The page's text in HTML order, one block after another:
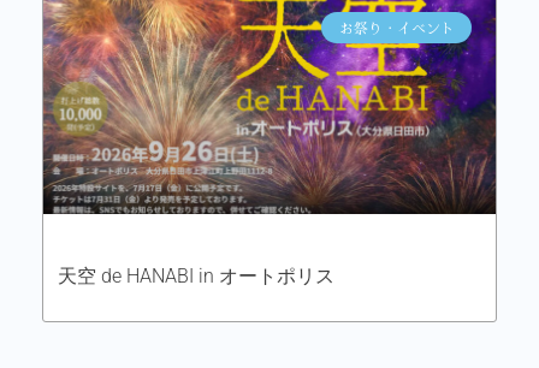
お祭り・イベント
天空 de HANABI in オートポリス